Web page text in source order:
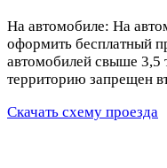
На автомобиле: На
оформить бесплатный
автомобилей свыше 3,5
территорию запрещен
Скачать схему проезда